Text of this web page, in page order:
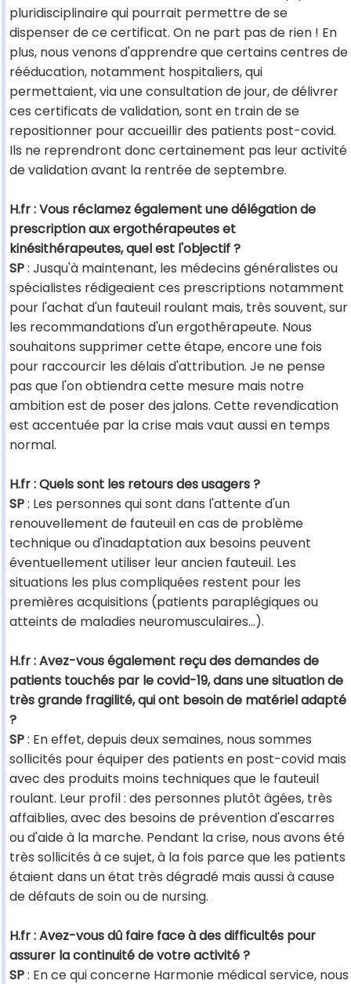
pluridisciplinaire qui pourrait permettre de se
dispenser de ce certificat. On ne part pas de rien ! En
plus, nous venons d'apprendre que certains centres de
rééducation, notamment hospitaliers, qui
permettaient, via une consultation de jour, de délivrer
ces certificats de validation, sont en train de se
repositionner pour accueillir des patients post-covid.
Ils ne reprendront donc certainement pas leur activité
de validation avant la rentrée de septembre.
H.fr : Vous réclamez également une délégation de
prescription aux ergothérapeutes et
kinésithérapeutes, quel est l'objectif ?
SP: Jusqu'à maintenant, les médecins généralistes ou
spécialistes rédigeaient ces prescriptions notamment
pour l'achat d'un fauteuil roulant mais, très souvent, sur
les recommandations d'un ergothérapeute. Nous
souhaitons supprimer cette étape, encore une fois
pour raccourcir les délais d'attribution. Je ne pense
pas que l'on obtiendra cette mesure mais notre
ambition est de poser des jalons. Cette revendication
est accentuée par la crise mais vaut aussi en temps
normal.
H.fr : Quels sont les retours des usagers ?
SP: Les personnes qui sont dans l'attente d'un
renouvellement de fauteuil en cas de problème
technique ou d'inadaptation aux besoins peuvent
éventuellement utiliser leur ancien fauteuil. Les
situations les plus compliquées restent pour les
premières acquisitions (patients paraplégiques ou
atteints de maladies neuromusculaires...).
H.fr : Avez-vous également reçu des demandes de
patients touchés par le covid-19, dans une situation de
très grande fragilité, qui ont besoin de matériel adapté
?
SP: En effet, depuis deux semaines, nous sommes
sollicités pour équiper des patients en post-covid mais
avec des produits moins techniques que le fauteuil
roulant. Leur profil : des personnes plutôt âgées, très
affaiblies, avec des besoins de prévention d'escarres
ou d'aide à la marche. Pendant la crise, nous avons été
très sollicités à ce sujet, à la fois parce que les patients
étaient dans un état très dégradé mais aussi à cause
de défauts de soin ou de nursing.
H.fr : Avez-vous dû faire face à des difficultés pour
assurer la continuité de votre activité ?
SP: En ce qui concerne Harmonie médical service, nous